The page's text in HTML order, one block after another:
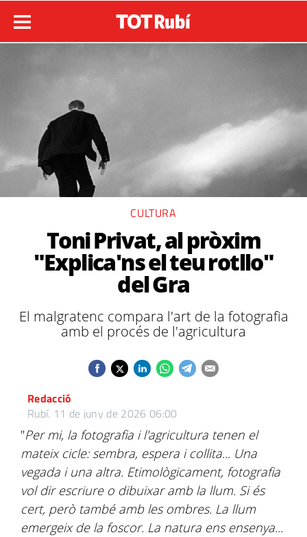
CULTURA
Toni Privat, al pròxim
"Explica'ns el teu rotllo"
del Gra
El malgratenc compara l'art de la fotografia
amb el procés de l'agricultura
Redacció
Rubí. 11 de juny de 2026 06:00
"Per mi, la fotografia i l'agricultura tenen el
mateix cicle: sembra, espera i collita... Una
vegada i una altra. Etimològicament, fotografia
vol dir escriure o dibuixar amb la llum. Si és
cert, però també amb les ombres. La llum
emergeix de la foscor. La natura ens ensenya...